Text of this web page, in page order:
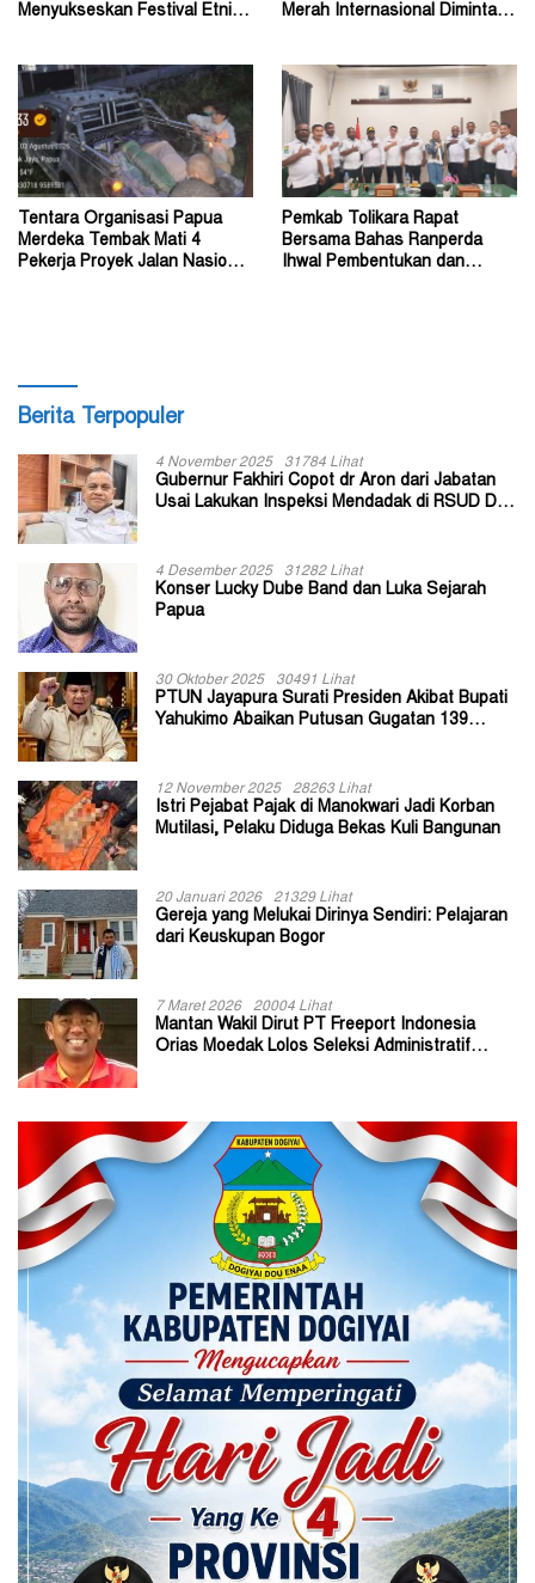
Menyukseskan Festival Etnik
Merah Internasional Diminta
Tentara Organisasi Papua
Merdeka Tembak Mati 4
Pekerja Proyek Jalan Nasional
Pemkab Tolikara Rapat
Bersama Bahas Ranperda
Ihwal Pembentukan dan
Berita Terpopuler
4 November 2025 31784 Lihat
Gubernur Fakhiri Copot dr Aron dari Jabatan
Usai Lakukan Inspeksi Mendadak di RSUD Dok
4 Desember 2025 31282 Lihat
Konser Lucky Dube Band dan Luka Sejarah
Papua
30 Oktober 2025 30491 Lihat
PTUN Jayapura Surati Presiden Akibat Bupati
Yahukimo Abaikan Putusan Gugatan 139
12 November 2025 28263 Lihat
Istri Pejabat Pajak di Manokwari Jadi Korban
Mutilasi, Pelaku Diduga Bekas Kuli Bangunan
20 Januari 2026 21329 Lihat
Gereja yang Melukai Dirinya Sendiri: Pelajaran
dari Keuskupan Bogor
7 Maret 2026 20004 Lihat
Mantan Wakil Dirut PT Freeport Indonesia
Orias Moedak Lolos Seleksi Administratif